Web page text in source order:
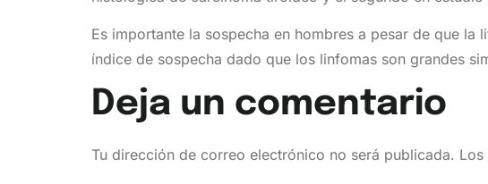
Es importante la sospecha en hombres a pesar de que
índice de sospecha dado que los linfomas son grandes
Deja un comentario
Tu dirección de correo electrónico no será publicada.